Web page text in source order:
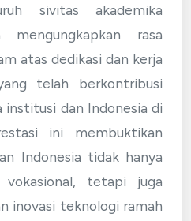
sivitas akademika
mengungkapkan rasa
atas dedikasi dan kerja
telah berkontribusi
institusi dan Indonesia di
ini membuktikan
Indonesia tidak hanya
tetapi juga
inovasi teknologi ramah